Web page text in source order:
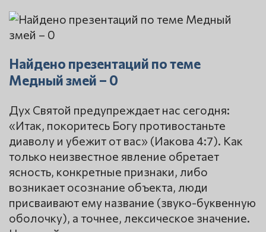
Найдено презентаций по теме
Медный змей – 0
Дух Святой предупреждает нас сегодня:
«Итак, покоритесь Богу противостаньте
диаволу и убежит от вас» (Иакова 4:7). Как
только неизвестное явление обретает
ясность, конкретные признаки, либо
возникает осознание объекта, люди
присваивают ему название (звуко-буквенную
оболочку), а точнее, лексическое значение.